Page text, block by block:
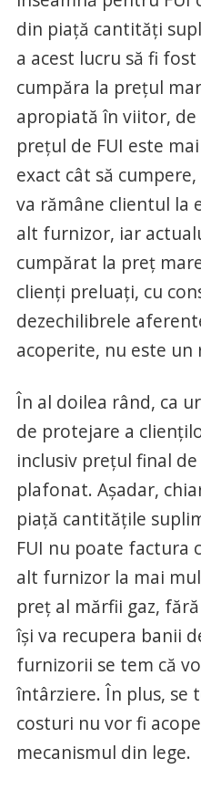
din piață cantități
a acest lucru să fi
cumpăra la prețul
apropiată în viitor, de
prețul de FUI este
exact cât să
va rămâne clientul la
alt furnizor, iar
cumpărat la preț
clienți preluați, cu
dezechilibrele
acoperite, nu este un
În al doilea rând, ca
de protejare a
inclusiv prețul final
plafonat. Așadar,
piață cantitățile
FUI nu poate factura
alt furnizor la mai
preț al mărfii gaz,
își va recupera banii
furnizorii se tem că
întârziere. În plus, se
costuri nu vor fi
mecanismul din lege.